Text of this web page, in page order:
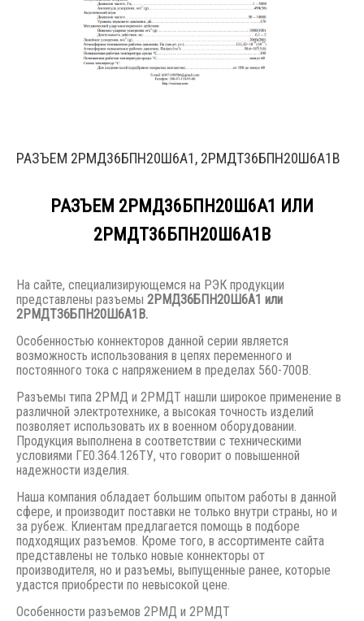
РАЗЪЕМ 2РМД36БПН20Ш6А1, 2РМДТ36БПН20Ш6А1В
РАЗЪЕМ 2РМД36БПН20Ш6А1 ИЛИ
2РМДТ36БПН20Ш6А1В
На сайте, специализирующемся на РЭК продукции
представлены разъемы 2РМД36БПН20Ш6А1 или
2РМДТ36БПН20Ш6А1В.
Особенностью коннекторов данной серии является
возможность использования в цепях переменного и
постоянного тока с напряжением в пределах 560-700В.
Разъемы типа 2РМД и 2РМДТ нашли широкое применение в
различной электротехнике, а высокая точность изделий
позволяет использовать их в военном оборудовании.
Продукция выполнена в соответствии с техническими
условиями ГЕ0.364.126ТУ, что говорит о повышенной
надежности изделия.
Наша компания обладает большим опытом работы в данной
сфере, и производит поставки не только внутри страны, но и
за рубеж. Клиентам предлагается помощь в подборе
подходящих разъемов. Кроме того, в ассортименте сайта
представлены не только новые коннекторы от
производителя, но и разъемы, выпущенные ранее, которые
удастся приобрести по невысокой цене.
Особенности разъемов 2РМД и 2РМДТ